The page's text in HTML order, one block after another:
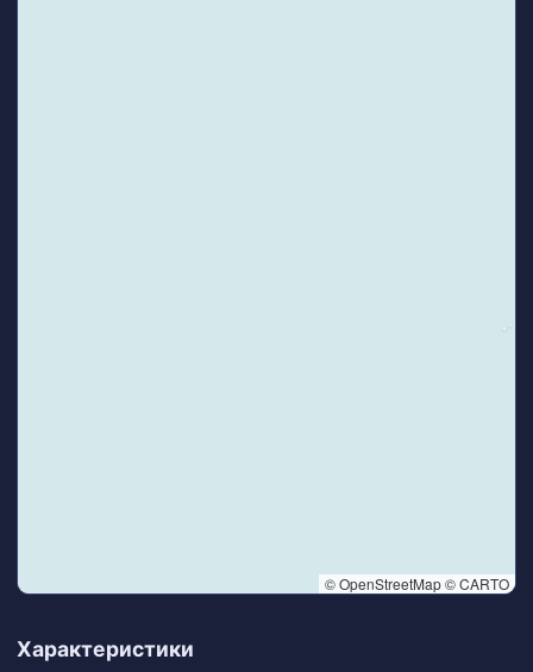
© OpenStreetMap © CARTO
Характеристики